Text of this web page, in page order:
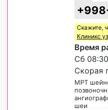
Скажите,
Клиникс уз
Время
Сб
Скорая
МРТ
шеи